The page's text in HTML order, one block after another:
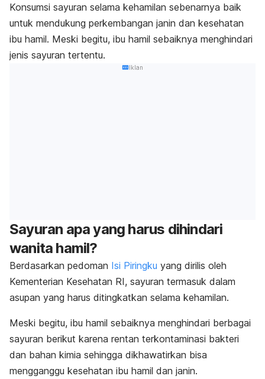
Konsumsi sayuran selama kehamilan sebenarnya baik
untuk mendukung perkembangan janin dan kesehatan
ibu hamil. Meski begitu, ibu hamil sebaiknya menghindari
jenis sayuran tertentu.
Iklan
Sayuran apa yang harus dihindari
wanita hamil?
Berdasarkan pedoman Isi Piringku yang dirilis oleh
Kementerian Kesehatan RI, sayuran termasuk dalam
asupan yang harus ditingkatkan selama kehamilan.
Meski begitu, ibu hamil sebaiknya menghindari berbagai
sayuran berikut karena rentan terkontaminasi bakteri
dan bahan kimia sehingga dikhawatirkan bisa
mengganggu kesehatan ibu hamil dan janin.